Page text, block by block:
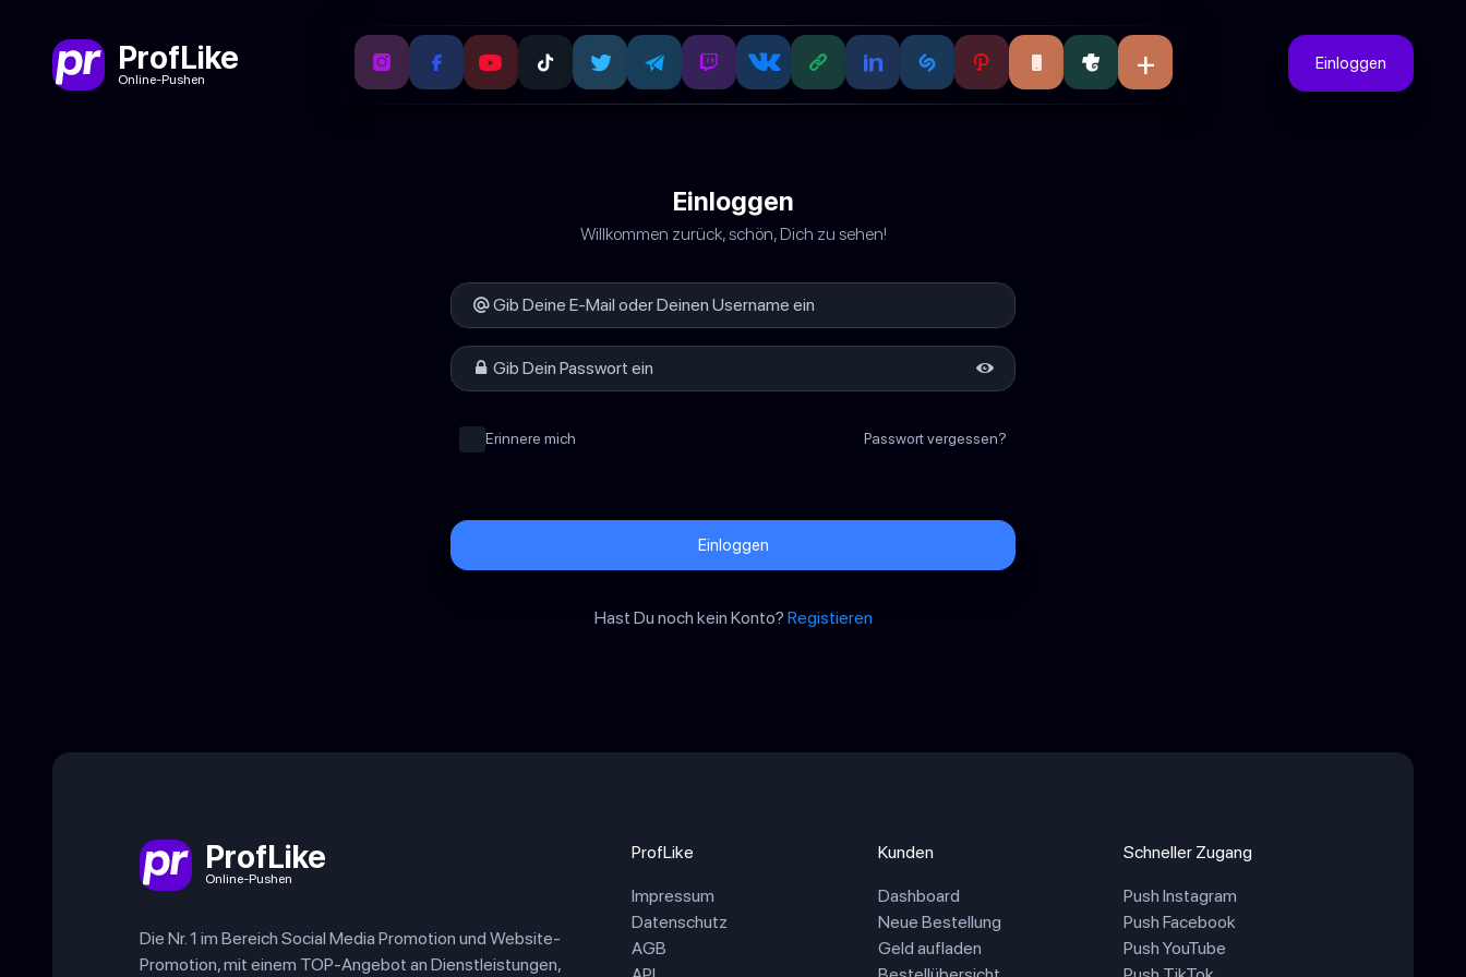
ProfLike
Online-Pushen + Einloggen
Einloggen
Willkommen zurück, schön, Dich zu sehen!
Erinnere mich Passwort vergessen?
Einloggen
Hast Du noch kein Konto? Registieren
ProfLike
Online-Pushen
Die Nr. 1 im Bereich Social Media Promotion und Website-
Promotion, mit einem TOP-Angebot an Dienstleistungen,
ProfLike
Impressum
Datenschutz
AGB
Kunden
Dashboard
Neue Bestellung
Geld aufladen
Schneller Zugang
Push Instagram
Push Facebook
Push YouTube